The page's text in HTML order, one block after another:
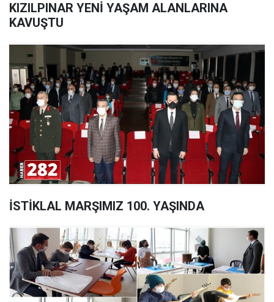
KIZILPINAR YENİ YAŞAM ALANLARINA
KAVUŞTU
İSTİKLAL MARŞIMIZ 100. YAŞINDA